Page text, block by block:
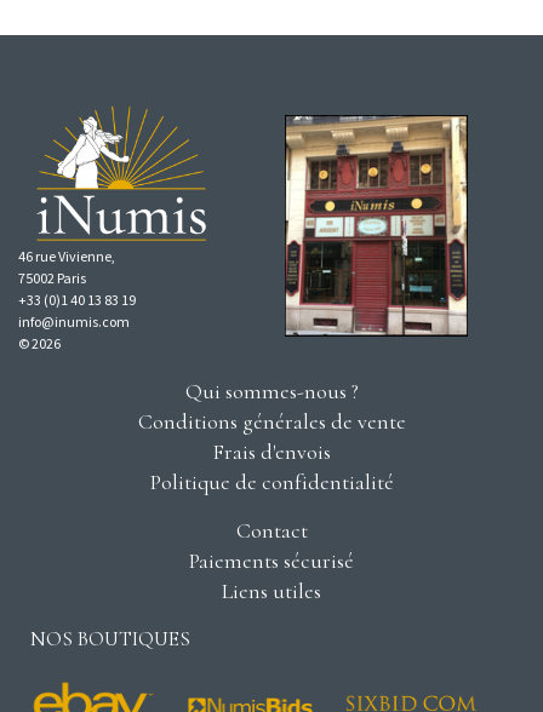
46 rue Vivienne,
75002 Paris
+33 (0)1 40 13 83 19
info@inumis.com
© 2026
Qui sommes-nous ?
Conditions générales de vente
Frais d'envois
Politique de confidentialité
Contact
Paiements sécurisé
Liens utiles
NOS BOUTIQUES